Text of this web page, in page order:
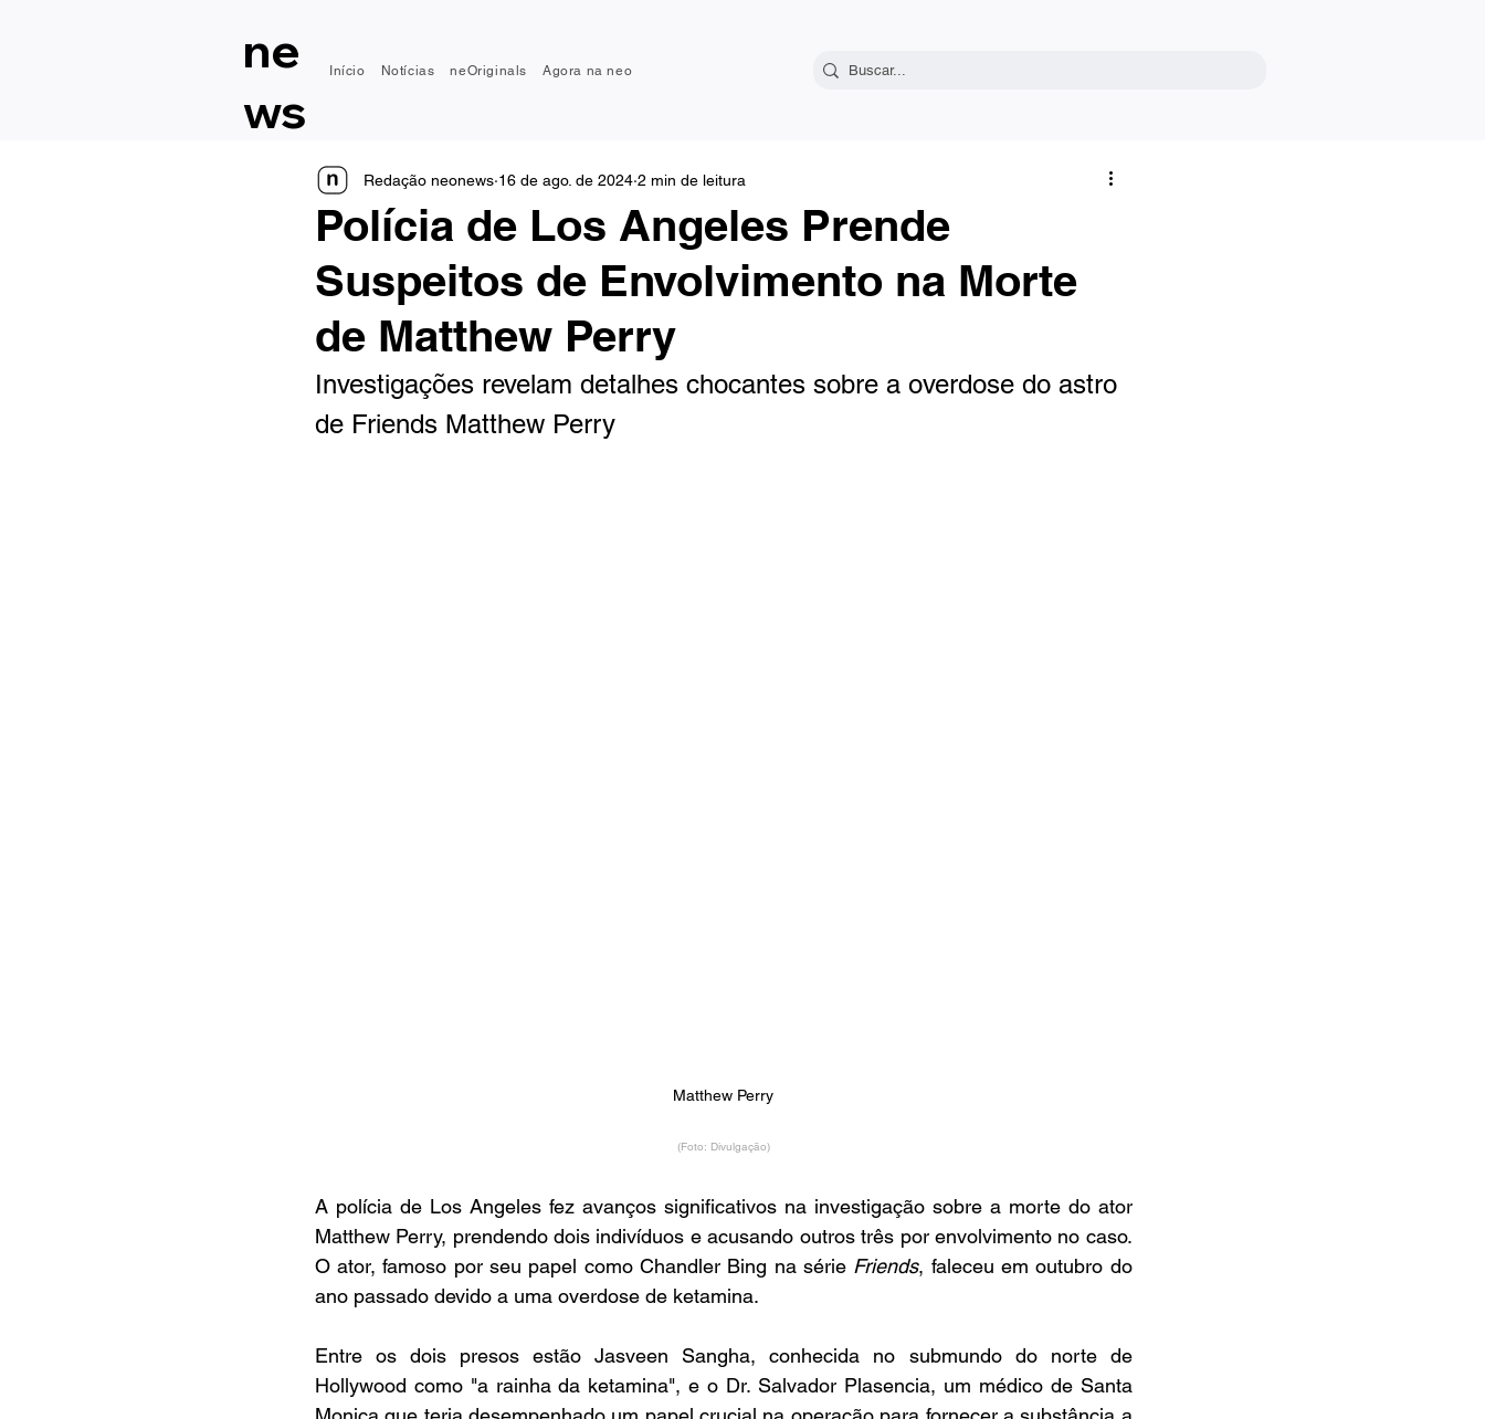
ne
ws
Início Notícias neOriginals Agora na neo
Polícia de Los Angeles Prende
Suspeitos de Envolvimento na Morte
de Matthew Perry
Redação neonews 16 de ago. de 2024 2 min de leitura
Investigações revelam detalhes chocantes sobre a overdose do astro
de Friends Matthew Perry
Matthew Perry
(Foto: Divulgação)
A polícia de Los Angeles fez avanços significativos na investigação sobre a morte do ator
Matthew Perry, prendendo dois indivíduos e acusando outros três por envolvimento no caso.
O ator, famoso por seu papel como Chandler Bing na série Friends, faleceu em outubro do
ano passado devido a uma overdose de ketamina.
Entre os dois presos estão Jasveen Sangha, conhecida no submundo do norte de
Hollywood como "a rainha da ketamina", e o Dr. Salvador Plasencia, um médico de Santa